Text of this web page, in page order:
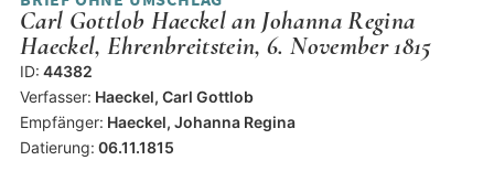
Carl Gottlob Haeckel an Johanna Regina
Haeckel, Ehrenbreitstein, 6. November 1815
ID: 44382
Verfasser: Haeckel, Carl Gottlob
Empfänger: Haeckel, Johanna Regina
Datierung: 06.11.1815